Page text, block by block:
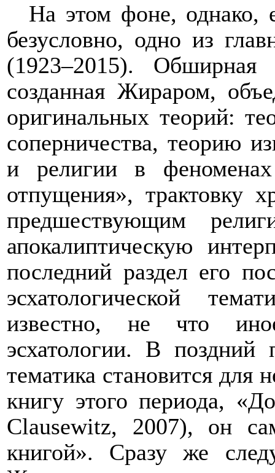
На этом фоне, однако,
безусловно, одно из
(1923–2015). Обширная
созданная Жираром,
оригинальных теорий:
соперничества, теорию
и религии в
отпущения», трактовку
предшествующим
апокалиптическую
последний раздел его
эсхатологической
известно, не что
эсхатологии. В поздний
тематика становится
книгу этого периода,
Clausewitz, 2007), он сам
книгой». Сразу же